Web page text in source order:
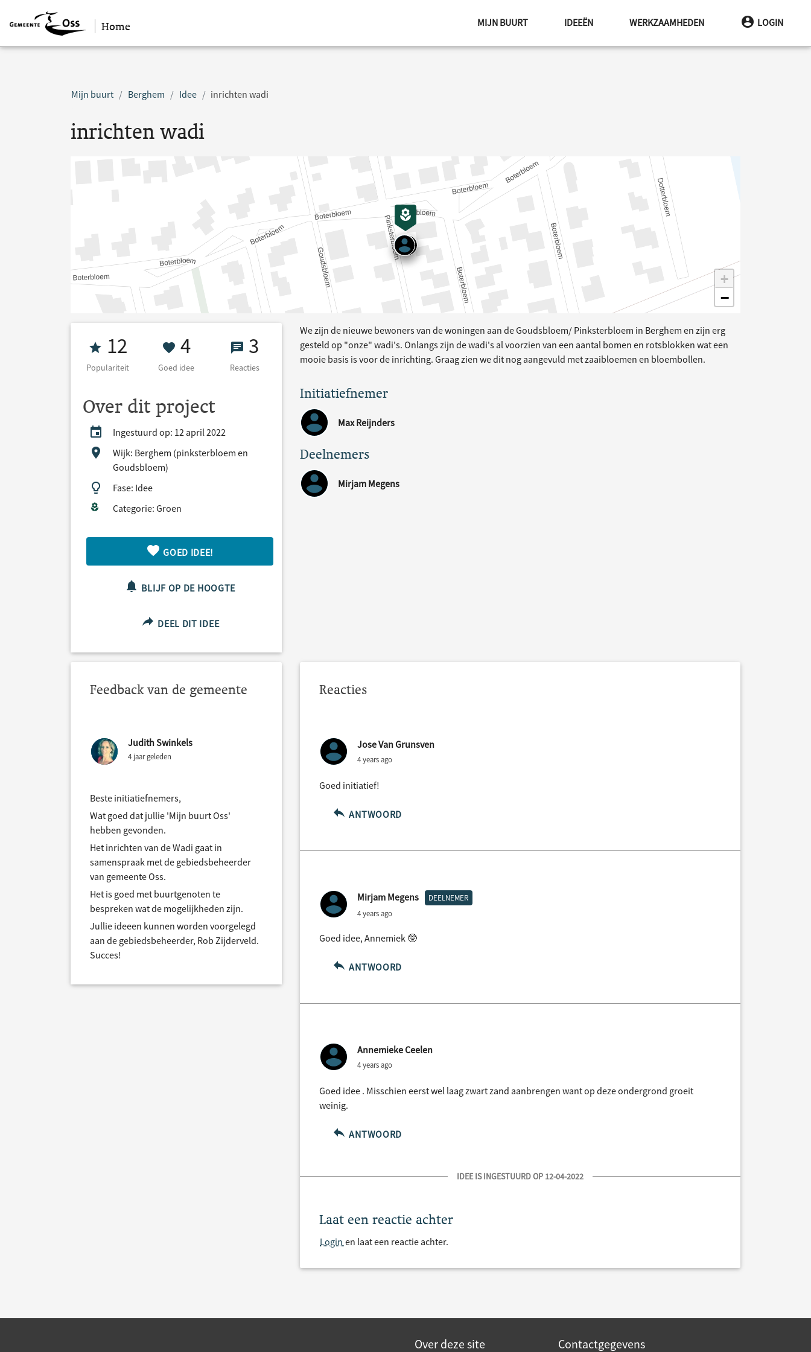
Sla navigatie over Home MIJN BUURT IDEEËN WERKZAAMHEDEN LOGIN
Mijn buurt Berghem Idee inrichten wadi
inrichten wadi
+
−
Populariteit 12
12
Populariteit
4 Goed idee
4
Goed idee
3 Reacties
3
Reacties
Over dit project
Ingestuurd op: 12 april 2022
Wijk: Berghem (pinksterbloem en
Goudsbloem)
Fase: Idee
Categorie: Groen
GOED IDEE!
BLIJF OP DE HOOGTE
DEEL DIT IDEE
We zijn de nieuwe bewoners van de woningen aan de Goudsbloem/ Pinksterbloem in Berghem en zijn erg
gesteld op "onze" wadi's. Onlangs zijn de wadi's al voorzien van een aantal bomen en rotsblokken wat een
mooie basis is voor de inrichting. Graag zien we dit nog aangevuld met zaaibloemen en bloembollen.
Initiatiefnemer
Max Reijnders
Deelnemers
Mirjam Megens
Feedback van de gemeente
Judith Swinkels
4 jaar geleden
Beste initiatiefnemers,
Wat goed dat jullie 'Mijn buurt Oss'
hebben gevonden.
Het inrichten van de Wadi gaat in
samenspraak met de gebiedsbeheerder
van gemeente Oss.
Het is goed met buurtgenoten te
bespreken wat de mogelijkheden zijn.
Jullie ideeen kunnen worden voorgelegd
aan de gebiedsbeheerder, Rob Zijderveld.
Succes!
Reacties
Jose Van Grunsven
4 years ago
Goed initiatief!
ANTWOORD
Mirjam Megens DEELNEMER
4 years ago
Goed idee, Annemiek 🤓
ANTWOORD
Annemieke Ceelen
4 years ago
Goed idee . Misschien eerst wel laag zwart zand aanbrengen want op deze ondergrond groeit
weinig.
ANTWOORD
IDEE IS INGESTUURD OP 12-04-2022
Laat een reactie achter
Login en laat een reactie achter.
Over deze site Contactgegevens